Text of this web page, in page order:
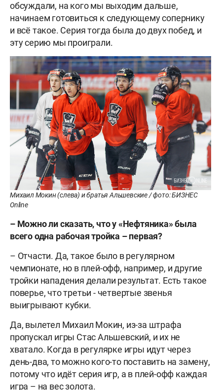
обсуждали, на кого мы выходим дальше,
начинаем готовиться к следующему сопернику
и всё такое. Серия тогда была до двух побед, и
эту серию мы проиграли.
Михаил Мокин (слева) и братья Альшевские / фото: БИЗНЕС
Online
– Можно ли сказать, что у «Нефтяника» была
всего одна рабочая тройка – первая?
– Отчасти. Да, такое было в регулярном
чемпионате, но в плей-офф, например, и другие
тройки нападения делали результат. Есть такое
поверье, что третьи - четвертые звенья
выигрывают кубки.
Да, вылетел Михаил Мокин, из-за штрафа
пропускал игры Стас Альшевский, и их не
хватало. Когда в регулярке игры идут через
день-два, то можно кого-то поставить на замену,
потому что идёт серия игр, а в плей-офф каждая
игра – на вес золота.